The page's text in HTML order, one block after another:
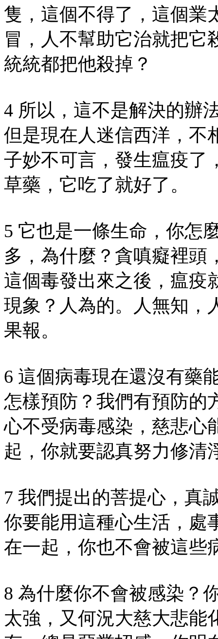
隻，這個不得了，這個業
冒，人不幫助它治就把它
統統都把他殺掉？
4 所以，這不是解決的辦
但是現在人迷信西洋，不
子妙不可言，發生瘟疫了
草藥，它吃了就好了。
5 它也是一條生命，你怎
多，為什麼？貪嗔癡裡頭
這個毒發出來之後，瘟疫
現象？人為的。人無知，
果報。
6 這個病毒現在還沒有藥
怎樣預防？我們有預防的
心不受病毒感染，慈悲心
起，你就要認真努力修清
7 我們提出的菩提心，真
你要能用這種心生活，處
在一起，你也不會被這些
8 為什麼你不會被感染？
太強，又何況大慈大悲能